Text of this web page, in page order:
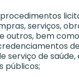
procedimentos
serviços,
outros, bem
serviço de saúde,
públicos;